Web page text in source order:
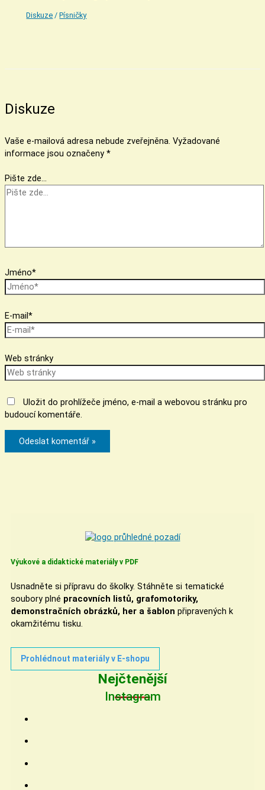
Diskuze /Písničky
Diskuze
Vaše e-mailová adresa nebude zveřejněna. Vyžadované
informace jsou označeny *
Pište zde…
Jméno*
E-mail*
Web stránky
Uložit do prohlížeče jméno, e-mail a webovou stránku pro
budoucí komentáře.
Výukové a didaktické materiály v PDF
Usnadněte si přípravu do školky. Stáhněte si tematické
soubory plné pracovních listů, grafomotoriky,
demonstračních obrázků, her a šablon připravených k
okamžitému tisku.
Prohlédnout materiály v E-shopu
Nejčtenější
Instagram